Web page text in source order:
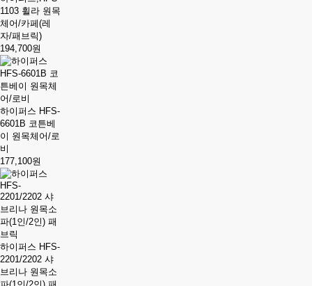
1103 휠라 원목
체어/카페(레
자/패브릭)
194,700원
하이퍼스 HFS-
6601B 코튼베
이 원목체어/로
비
177,100원
하이퍼스 HFS-
2201/2202 샤
브리나 원목소